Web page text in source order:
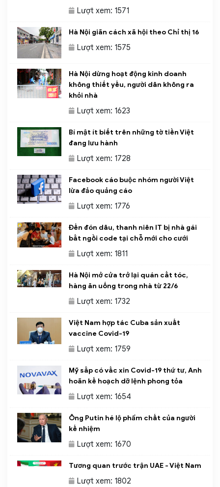
Lượt xem: 1571
Hà Nội giãn cách xã hội theo Chỉ thị 16
Lượt xem: 1575
Hà Nội dừng hoạt động kinh doanh
không thiết yếu, người dân không ra
khỏi nhà
Lượt xem: 1623
Bí mật ít biết trên những tờ tiền Việt
đang lưu hành
Lượt xem: 1728
Facebook cáo buộc nhóm người Việt
lừa đảo quảng cáo
Lượt xem: 1776
Đến đón dâu, thanh niên IT bị nhà gái
bắt ngồi code tại chỗ mới cho cưới
Lượt xem: 1811
Hà Nội mở cửa trở lại quán cắt tóc,
hàng ăn uống trong nhà từ 22/6
Lượt xem: 1732
Việt Nam hợp tác Cuba sản xuất
vaccine Covid-19
Lượt xem: 1759
Mỹ sắp có vắc xin Covid-19 thứ tư, Anh
hoãn kế hoạch dỡ lệnh phong tỏa
Lượt xem: 1654
Ông Putin hé lộ phẩm chất của người
kế nhiệm
Lượt xem: 1670
Tương quan trước trận UAE - Việt Nam
Lượt xem: 1802